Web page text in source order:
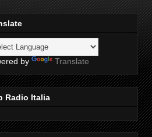
by Translate
Radio Italia